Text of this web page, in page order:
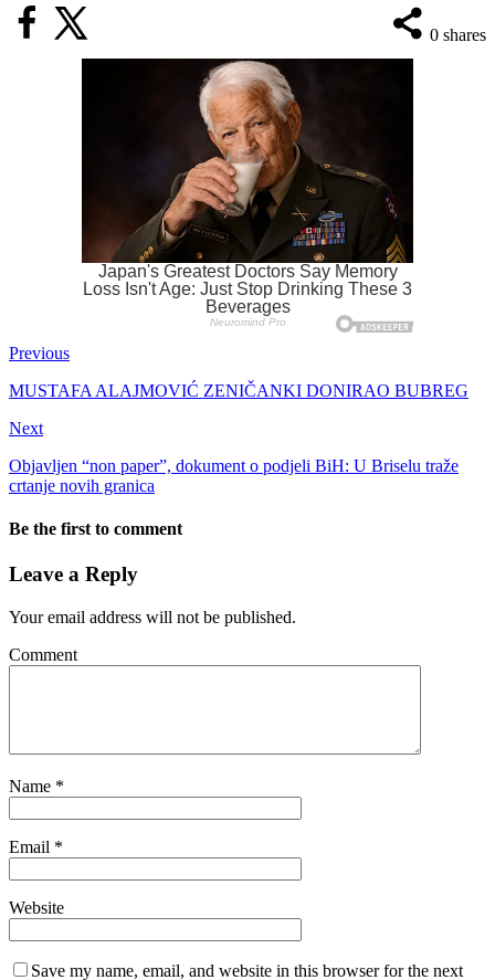
0 shares
Previous
MUSTAFA ALAJMOVIĆ ZENIČANKI DONIRAO BUBREG
Next
Objavljen “non paper”, dokument o podjeli BiH: U Briselu traže
crtanje novih granica
Be the first to comment
Leave a Reply
Your email address will not be published.
Comment
Name *
Email *
Website
Save my name, email, and website in this browser for the next